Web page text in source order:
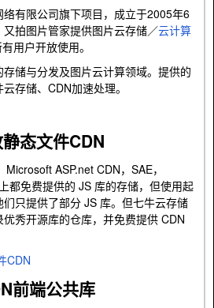
有限公司旗下项目，成立于2005年6
拍图片管家提供图片云存储／云计算
用户开放使用。
储与分发及图片云计算领域。提供的
存储、CDN加速处理。
态文件CDN
ASP.net CDN，SAE，
都免费提供的 JS 库的存储，但使用起
只提供了部分 JS 库。但七牛云存储
秀开源库的仓库，并免费提供 CDN
CDN
前端公共库